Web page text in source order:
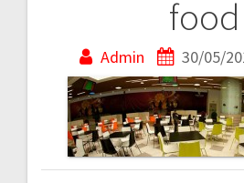
food
Admin 30/05/
articole